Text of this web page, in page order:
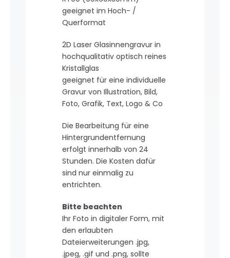
geeignet im Hoch- /
Querformat
2D Laser Glasinnengravur in
hochqualitativ optisch reines
Kristallglas
geeignet für eine individuelle
Gravur von Illustration, Bild,
Foto, Grafik, Text, Logo & Co
Die Bearbeitung für eine
Hintergrundentfernung
erfolgt innerhalb von 24
Stunden. Die Kosten dafür
sind nur einmalig zu
entrichten.
Bitte beachten
Ihr Foto in digitaler Form, mit
den erlaubten
Dateierweiterungen .jpg,
.jpeg, .gif und .png, sollte